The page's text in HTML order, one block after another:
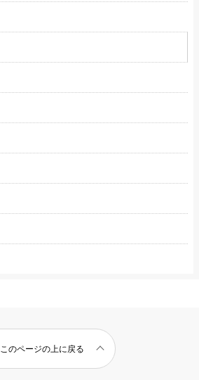
このページの上に戻る